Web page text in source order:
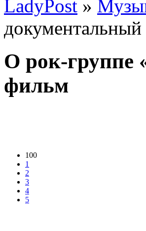
LadyPost »
О рок-группе
фильм
100
1
2
3
4
5